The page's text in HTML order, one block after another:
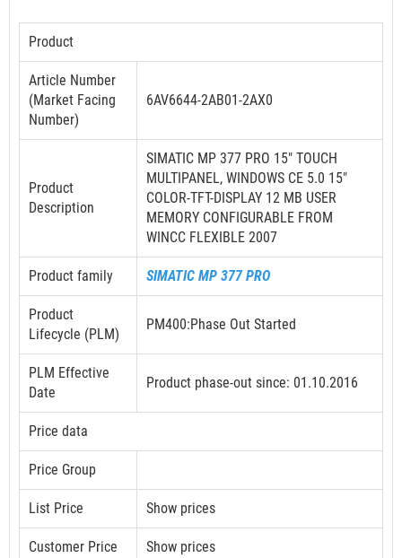
Product
Article Number
(Market Facing
Number)
6AV6644-2AB01-2AX0
Product
Description
SIMATIC MP 377 PRO 15" TOUCH
MULTIPANEL, WINDOWS CE 5.0 15"
COLOR-TFT-DISPLAY 12 MB USER
MEMORY CONFIGURABLE FROM
WINCC FLEXIBLE 2007
Product family SIMATIC MP 377 PRO
Product
Lifecycle (PLM)
PM400:Phase Out Started
PLM Effective
Date
Product phase-out since: 01.10.2016
Price data
Price Group
List Price Show prices
Customer Price Show prices